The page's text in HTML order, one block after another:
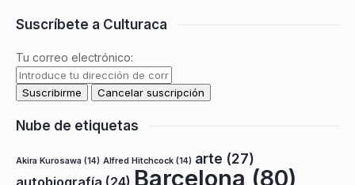
Suscríbete a Culturaca
Tu correo electrónico:
Nube de etiquetas
Akira Kurosawa (14) Alfred Hitchcock (14) arte (27)
autobiografía (24) Barcelona (80)